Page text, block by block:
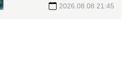
2026.08.08 21:45